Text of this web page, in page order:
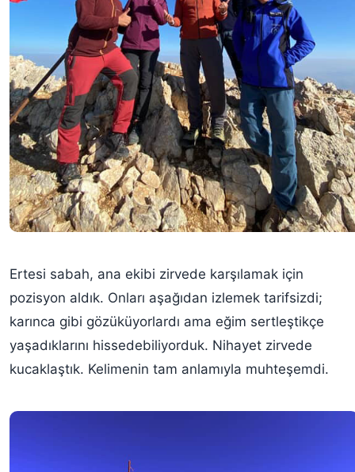
Ertesi sabah, ana ekibi zirvede karşılamak için
pozisyon aldık. Onları aşağıdan izlemek tarifsizdi;
karınca gibi gözüküyorlardı ama eğim sertleştikçe
yaşadıklarını hissedebiliyorduk. Nihayet zirvede
kucaklaştık. Kelimenin tam anlamıyla muhteşemdi.